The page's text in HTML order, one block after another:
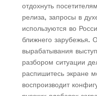
отдохнуть
релиза, запросы в
используются во
ближнего зарубежья.
вырабатывания
разбором ситуации
распишитесь экране
воспроизводит